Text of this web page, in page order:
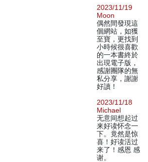
2023/11/19
Moon
偶然間發現這
個網站，如獲
至寶，更找到
小時候很喜歡
的一本書終於
出現電子版，
感謝團隊的無
私分享，謝謝
好讀！
2023/11/18
Michael
无意间想起过
来好读怀念一
下。竟然是惊
喜！好读活过
来了！感恩 感
谢。